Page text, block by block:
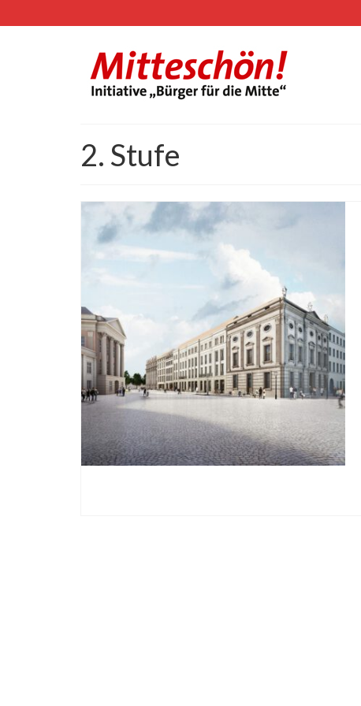
2. Stufe